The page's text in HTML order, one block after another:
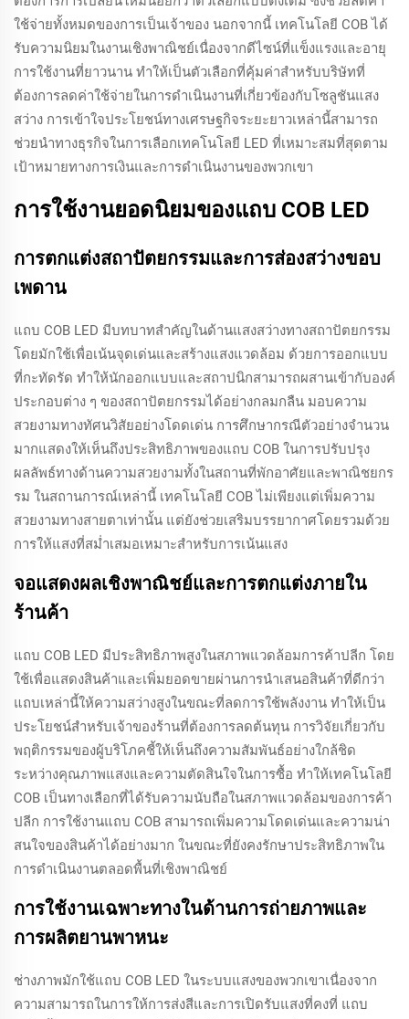
ใช้จ่ายทั้งหมดของการเป็นเจ้าของ นอกจากนี้ เทคโนโลยี COB ได้
รับความนิยมในงานเชิงพาณิชย์เนื่องจากดีไซน์ที่แข็งแรงและอายุ
การใช้งานที่ยาวนาน ทำให้เป็นตัวเลือกที่คุ้มค่าสำหรับบริษัทที่
ต้องการลดค่าใช้จ่ายในการดำเนินงานที่เกี่ยวข้องกับโซลูชันแสง
สว่าง การเข้าใจประโยชน์ทางเศรษฐกิจระยะยาวเหล่านี้สามารถ
ช่วยนำทางธุรกิจในการเลือกเทคโนโลยี LED ที่เหมาะสมที่สุดตาม
เป้าหมายทางการเงินและการดำเนินงานของพวกเขา
การใช้งานยอดนิยมของแถบ COB LED
การตกแต่งสถาปัตยกรรมและการส่องสว่างขอบ
เพดาน
แถบ COB LED มีบทบาทสำคัญในด้านแสงสว่างทางสถาปัตยกรรม
โดยมักใช้เพื่อเน้นจุดเด่นและสร้างแสงแวดล้อม ด้วยการออกแบบ
ที่กะทัดรัด ทำให้นักออกแบบและสถาปนิกสามารถผสานเข้ากับองค์
ประกอบต่าง ๆ ของสถาปัตยกรรมได้อย่างกลมกลืน มอบความ
สวยงามทางทัศนวิสัยอย่างโดดเด่น การศึกษากรณีตัวอย่างจำนวน
มากแสดงให้เห็นถึงประสิทธิภาพของแถบ COB ในการปรับปรุง
ผลลัพธ์ทางด้านความสวยงามทั้งในสถานที่พักอาศัยและพาณิชยกร
รม ในสถานการณ์เหล่านี้ เทคโนโลยี COB ไม่เพียงแต่เพิ่มความ
สวยงามทางสายตาเท่านั้น แต่ยังช่วยเสริมบรรยากาศโดยรวมด้วย
การให้แสงที่สม่ำเสมอเหมาะสำหรับการเน้นแสง
จอแสดงผลเชิงพาณิชย์และการตกแต่งภายใน
ร้านค้า
แถบ COB LED มีประสิทธิภาพสูงในสภาพแวดล้อมการค้าปลีก โดย
ใช้เพื่อแสดงสินค้าและเพิ่มยอดขายผ่านการนำเสนอสินค้าที่ดีกว่า
แถบเหล่านี้ให้ความสว่างสูงในขณะที่ลดการใช้พลังงาน ทำให้เป็น
ประโยชน์สำหรับเจ้าของร้านที่ต้องการลดต้นทุน การวิจัยเกี่ยวกับ
พฤติกรรมของผู้บริโภคชี้ให้เห็นถึงความสัมพันธ์อย่างใกล้ชิด
ระหว่างคุณภาพแสงและความตัดสินใจในการซื้อ ทำให้เทคโนโลยี
COB เป็นทางเลือกที่ได้รับความนับถือในสภาพแวดล้อมของการค้า
ปลีก การใช้งานแถบ COB สามารถเพิ่มความโดดเด่นและความน่า
สนใจของสินค้าได้อย่างมาก ในขณะที่ยังคงรักษาประสิทธิภาพใน
การดำเนินงานตลอดพื้นที่เชิงพาณิชย์
การใช้งานเฉพาะทางในด้านการถ่ายภาพและ
การผลิตยานพาหนะ
ช่างภาพมักใช้แถบ COB LED ในระบบแสงของพวกเขาเนื่องจาก
ความสามารถในการให้การส่งสีและการเปิดรับแสงที่คงที่ แถบ